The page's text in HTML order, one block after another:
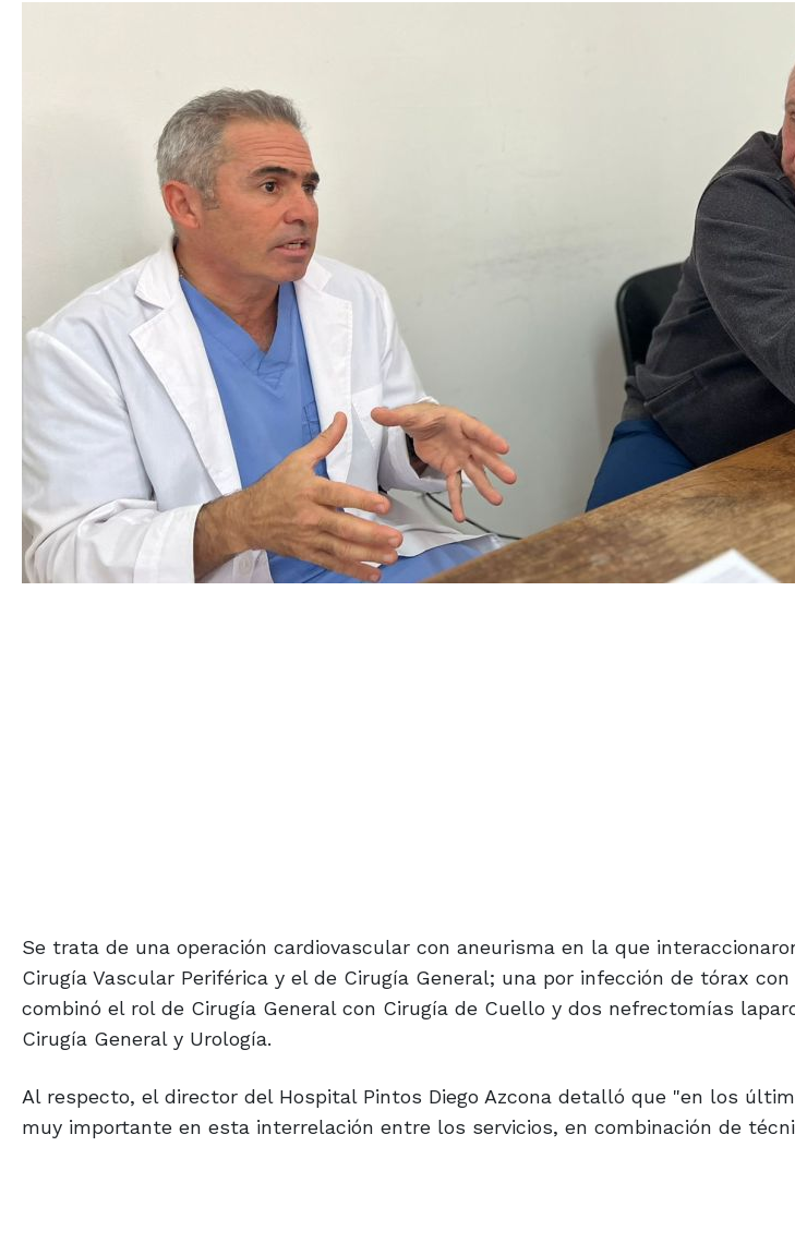
Se trata de una operación cardiovascular con aneurisma en la que
Cirugía Vascular Periférica y el de Cirugía General; una por infección de tórax
combinó el rol de Cirugía General con Cirugía de Cuello y dos nefrectomías
Cirugía General y Urología.
Al respecto, el director del Hospital Pintos Diego Azcona detalló que "en los
muy importante en esta interrelación entre los servicios, en combinación de